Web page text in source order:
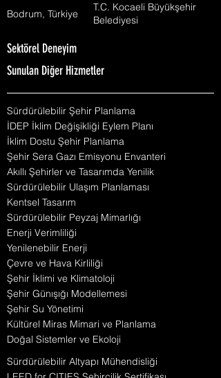
Bodrum, Türkiye
T.C. Kocaeli Büyükşehir
Belediyesi
Sektörel Deneyim
Sunulan Diğer Hizmetler
Sürdürülebilir Şehir Planlama
İDEP İklim Değişikliği Eylem Planı
İklim Dostu Şehir Planlama
Şehir Sera Gazı Emisyonu Envanteri
Akıllı Şehirler ve Tasarımda Yenilik
Sürdürülebilir Ulaşım Planlaması
Kentsel Tasarım
Sürdürülebilir Peyzaj Mimarlığı
Enerji Verimliliği
Yenilenebilir Enerji
Çevre ve Hava Kirliliği
Şehir İklimi ve Klimatoloji
Şehir Günışığı Modellemesi
Şehir Su Yönetimi
Kültürel Miras Mimari ve Planlama
Doğal Sistemler ve Ekoloji
Sürdürülebilir Altyapı Mühendisliği